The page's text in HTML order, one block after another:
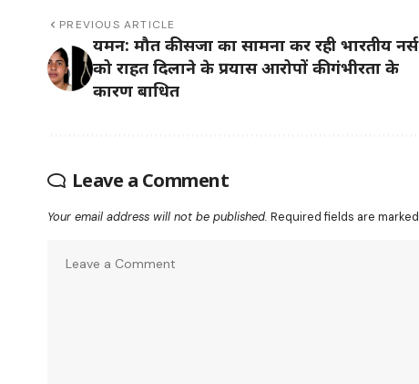
PREVIOUS ARTICLE
यमन: मौत की सजा का सामना कर रही भारतीय नर्स
को राहत दिलाने के प्रयास आरोपों की गंभीरता के
कारण बाधित
Leave a Comment
Your email address will not be published. Required fields are marked